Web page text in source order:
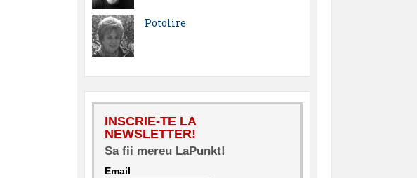
Potolire
INSCRIE-TE LA
NEWSLETTER!
Sa fii mereu LaPunkt!
Email